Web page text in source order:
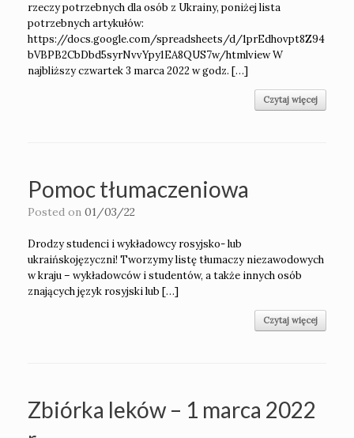
rzeczy potrzebnych dla osób z Ukrainy, poniżej lista
potrzebnych artykułów:
https://docs.google.com/spreadsheets/d/1prEdhovpt8Z94
bVBPB2CbDbd5syrNvvYpy1EA8QUS7w/htmlview W
najbliższy czwartek 3 marca 2022 w godz. […]
Czytaj więcej
Pomoc tłumaczeniowa
Posted on 01/03/22
Drodzy studenci i wykładowcy rosyjsko- lub
ukraińskojęzyczni! Tworzymy listę tłumaczy niezawodowych
w kraju – wykładowców i studentów, a także innych osób
znających język rosyjski lub […]
Czytaj więcej
Zbiórka leków – 1 marca 2022